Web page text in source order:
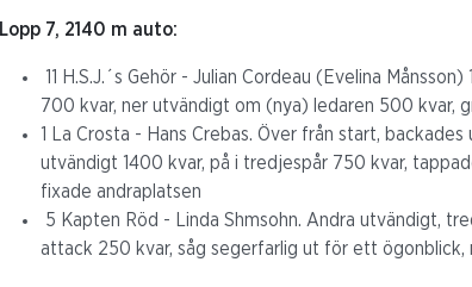
Lopp 7, 2140 m auto:
11 H.S.J.´s Gehör - Julian Cordeau (Evelina
700 kvar, ner utvändigt om (nya) ledaren 500 kvar,
1 La Crosta - Hans Crebas. Över från start,
utvändigt 1400 kvar, på i tredjespår 750 kvar,
fixade andraplatsen
5 Kapten Röd - Linda Shmsohn. Andra utvändigt,
attack 250 kvar, såg segerfarlig ut för ett ögonblick,